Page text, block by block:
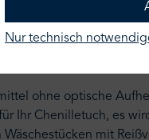
ohne optische
Ihr Chenilletuch, es
mit
Nur technisch